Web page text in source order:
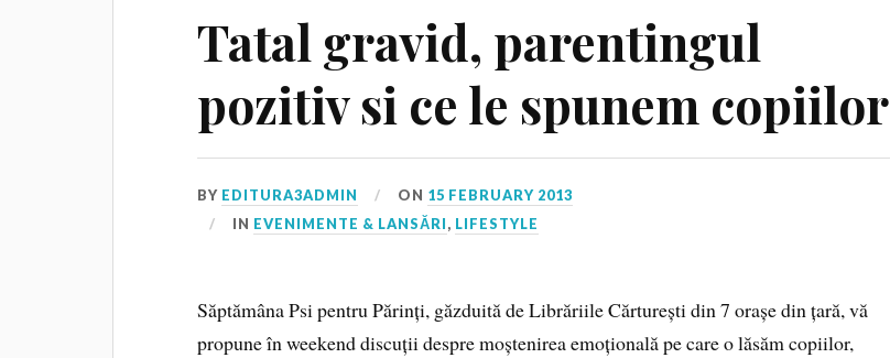
Tatal gravid, parentingul
pozitiv si ce le spunem copiilor
BY EDITURA3ADMIN ON 15 FEBRUARY 2013
IN EVENIMENTE & LANSĂRI, LIFESTYLE
Săptămâna Psi pentru Părinți, găzduită de Librăriile Cărturești din 7 orașe din țară, vă
propune în weekend discuții despre moștenirea emoțională pe care o lăsăm copiilor,